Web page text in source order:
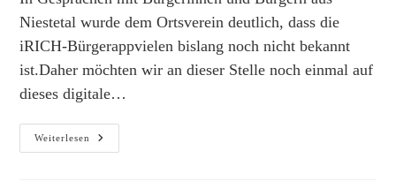
Niestetal wurde dem Ortsverein deutlich, dass die
iRICH-Bürgerappvielen bislang noch nicht bekannt
ist.Daher möchten wir an dieser Stelle noch einmal auf
dieses digitale…
Weiterlesen
Schon
Gewusst?